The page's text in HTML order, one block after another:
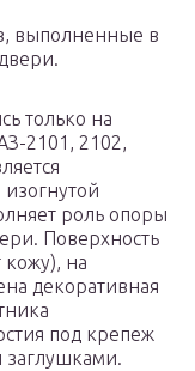
выполненные в
только на
2101, 2102,
роль опоры
Поверхность
кожу), на
декоративная
под крепеж
заглушками.